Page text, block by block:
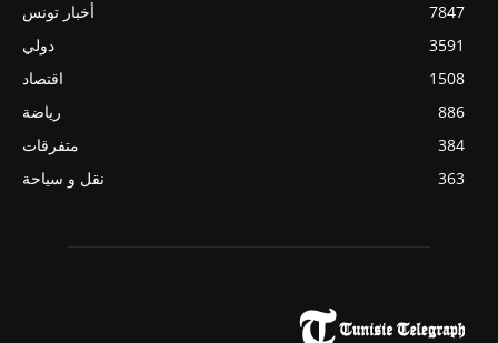
أخبار تونس
7847
دولي
3591
اقتصاد
1508
رياضة
886
متفرقات
384
نقل و سياحة
363